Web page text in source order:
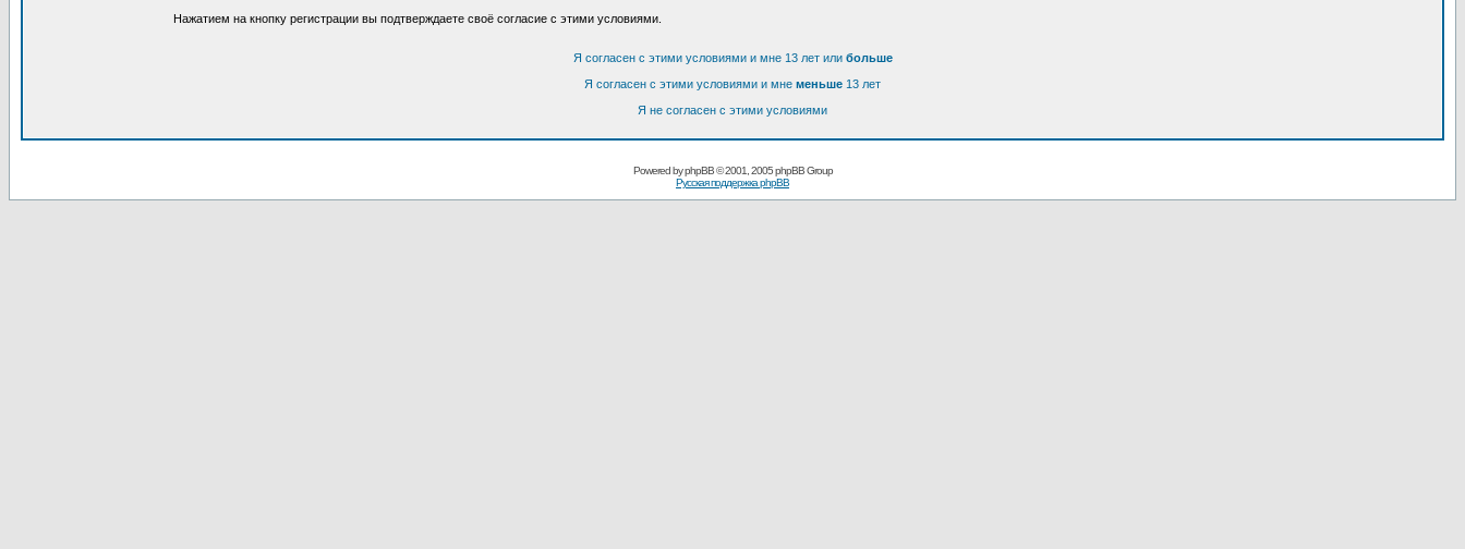
Нажатием на кнопку регистрации вы подтверждаете своё согласие с этими условиями.
Я согласен с этими условиями и мне 13 лет или больше
Я согласен с этими условиями и мне меньше 13 лет
Я не согласен с этими условиями
Powered byphpBB© 2001, 2005 phpBB Group
Русская поддержка phpBB